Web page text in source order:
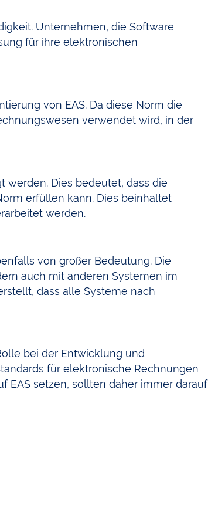
Unternehmen, die Software
für ihre elektronischen
von EAS. Da diese Norm die
verwendet wird, in der
werden. Dies bedeutet, dass die
erfüllen kann. Dies beinhaltet
werden.
von großer Bedeutung. Die
auch mit anderen Systemen im
dass alle Systeme nach
bei der Entwicklung und
für elektronische Rechnungen
EAS setzen, sollten daher immer darauf